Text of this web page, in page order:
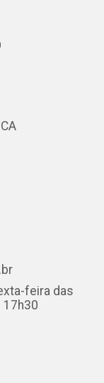
feira das
17h30